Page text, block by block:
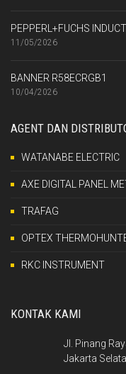
PEPPERL+FUCHS
11/05/2026
BANNER R58ECRGB1
10/04/2026
AGENT DAN
WATANABE ELECTRIC
AXE DIGITAL PANEL
TRAFAG
OPTEX
RKC INSTRUMENT
KONTAK KAMI
Jl. Pinang
Jakarta